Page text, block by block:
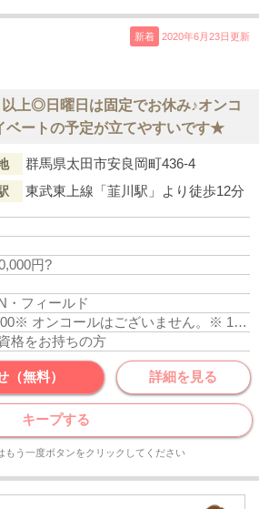
新着 2020年6月23日更新
以上◎日曜日は固定でお休み♪オンコ
ベートの予定が立てやすいです★
群馬県太田市安良岡町436-4
東武東上線「韮川駅」より徒歩12分
円?
・フィールド
※ オンコールはございません。 ※ 17時までの時短勤務は応相談（幼少の子供を養育している方）
格をお持ちの方
（無料） 詳細を見る
キープする
う一度ボタンをクリックしてください